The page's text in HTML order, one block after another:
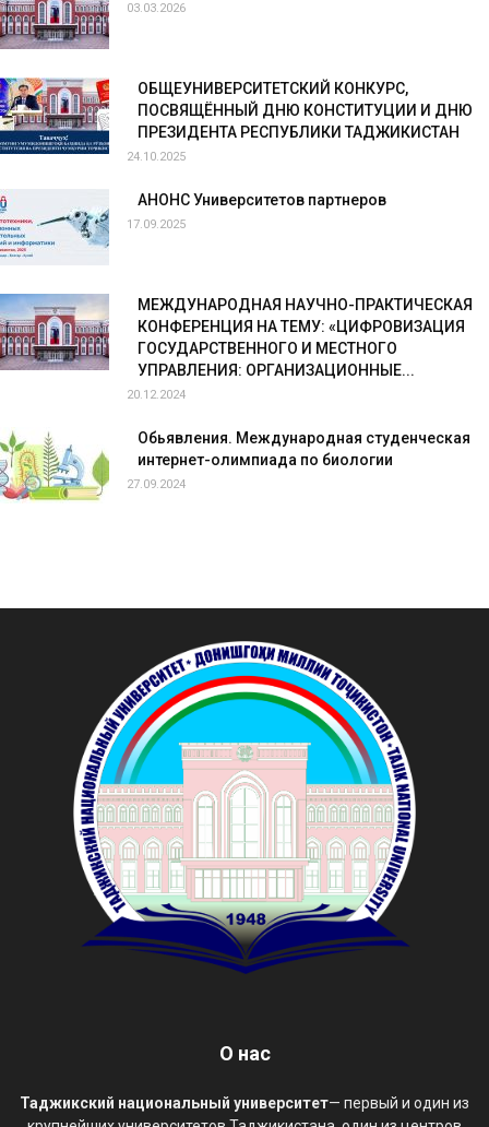
03.03.2026
ОБЩЕУНИВЕРСИТЕТСКИЙ КОНКУРС,
ПОСВЯЩЁННЫЙ ДНЮ КОНСТИТУЦИИ И ДНЮ
ПРЕЗИДЕНТА РЕСПУБЛИКИ ТАДЖИКИСТАН
24.10.2025
АНОНС Университетов партнеров
17.09.2025
МЕЖДУНАРОДНАЯ НАУЧНО-ПРАКТИЧЕСКАЯ
КОНФЕРЕНЦИЯ НА ТЕМУ: «ЦИФРОВИЗАЦИЯ
ГОСУДАРСТВЕННОГО И МЕСТНОГО
УПРАВЛЕНИЯ: ОРГАНИЗАЦИОННЫЕ...
20.12.2024
Обьявления. Международная студенческая
интернет-олимпиада по биологии
27.09.2024
О нас
Таджикский национальный университет— первый и один из